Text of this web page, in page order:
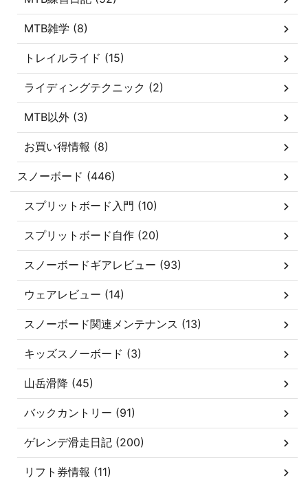
MTB雑学 (8)
トレイルライド (15)
ライディングテクニック (2)
MTB以外 (3)
お買い得情報 (8)
スノーボード (446)
スプリットボード入門 (10)
スプリットボード自作 (20)
スノーボードギアレビュー (93)
ウェアレビュー (14)
スノーボード関連メンテナンス (13)
キッズスノーボード (3)
山岳滑降 (45)
バックカントリー (91)
ゲレンデ滑走日記 (200)
リフト券情報 (11)